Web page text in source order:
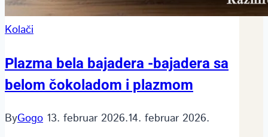
Kolači
Plazma bela bajadera -bajadera sa
belom čokoladom i plazmom
ByGogo 13. februar 2026.14. februar 2026.